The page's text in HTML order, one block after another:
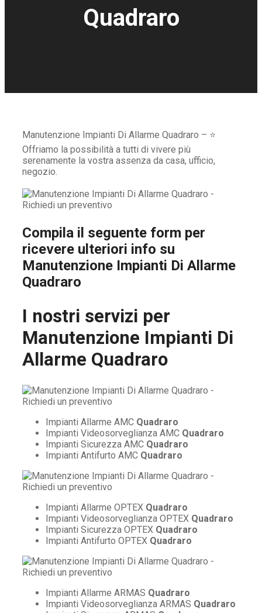
Quadraro
Manutenzione Impianti Di Allarme Quadraro – ⭐
Offriamo la possibilità a tutti di vivere più
serenamente la vostra assenza da casa, ufficio,
negozio.
Compila il seguente form per
ricevere ulteriori info su
Manutenzione Impianti Di Allarme
Quadraro
I nostri servizi per
Manutenzione Impianti Di
Allarme Quadraro
Impianti Allarme AMC Quadraro
Impianti Videosorveglianza AMC Quadraro
Impianti Sicurezza AMC Quadraro
Impianti Antifurto AMC Quadraro
Impianti Allarme OPTEX Quadraro
Impianti Videosorveglianza OPTEX Quadraro
Impianti Sicurezza OPTEX Quadraro
Impianti Antifurto OPTEX Quadraro
Impianti Allarme ARMAS Quadraro
Impianti Videosorveglianza ARMAS Quadraro